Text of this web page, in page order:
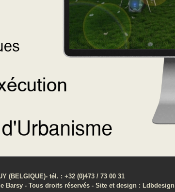
(BELGIQUE)- tél. : +32 (0)473 / 73 00 31
Barsy - Tous droits réservés - Site et design : Ldbdesign